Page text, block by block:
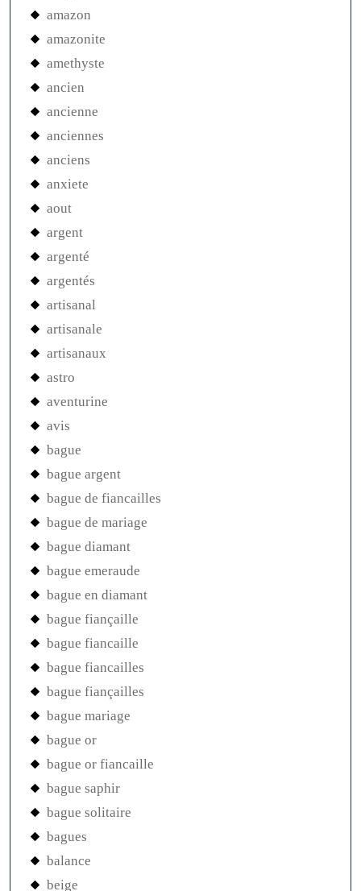
amazon
amazonite
amethyste
ancien
ancienne
anciennes
anciens
anxiete
aout
argent
argenté
argentés
artisanal
artisanale
artisanaux
astro
aventurine
avis
bague
bague argent
bague de fiancailles
bague de mariage
bague diamant
bague emeraude
bague en diamant
bague fiançaille
bague fiancaille
bague fiancailles
bague fiançailles
bague mariage
bague or
bague or fiancaille
bague saphir
bague solitaire
bagues
balance
beige